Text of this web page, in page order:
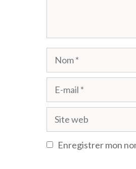
Nom
mail
Site
web
Enregistrer mon